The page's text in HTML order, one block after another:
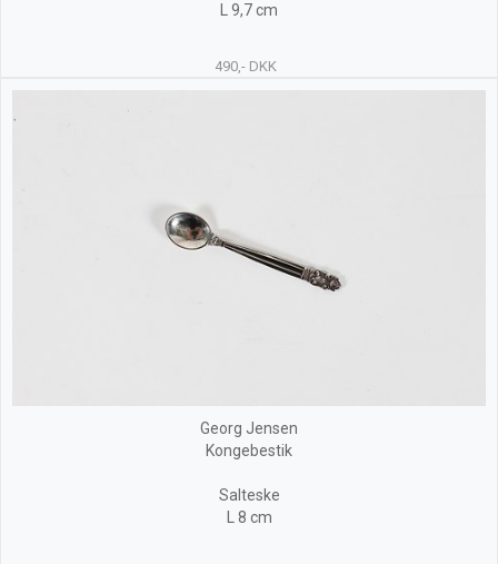
L 9,7 cm
490,- DKK
Georg Jensen
Kongebestik
Salteske
L 8 cm